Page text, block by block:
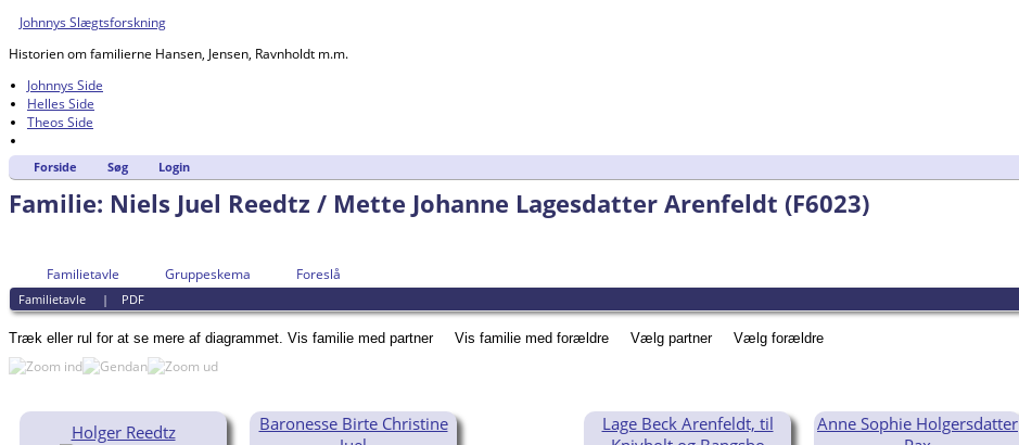
Johnnys Slægtsforskning
Historien om familierne Hansen, Jensen, Ravnholdt m.m.
Johnnys Side
Helles Side
Theos Side
Forside Søg Login
Familie: Niels Juel Reedtz / Mette Johanne Lagesdatter Arenfeldt (F6023)
Familietavle Gruppeskema Foreslå
Familietavle | PDF
Træk eller rul for at se mere af diagrammet. Vis familie med partner Vis familie med forældre Vælg partner Vælg forældre
Holger Reedtz
Baronesse Birte Christine
Lage Beck Arenfeldt, til
Anne Sophie Holgersdatter